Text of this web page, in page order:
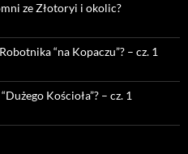
ze Złotoryi i okolic?
“na Kopaczu”? – cz. 1
Kościoła”? – cz. 1